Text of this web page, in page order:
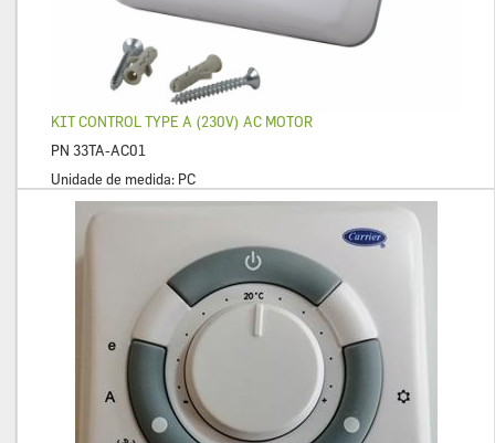
KIT CONTROL TYPE A (230V) AC MOTOR
PN 33TA-AC01
Unidade de medida: PC